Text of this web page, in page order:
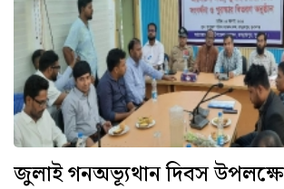
জুলাই গনঅভ্যূথান দিবস